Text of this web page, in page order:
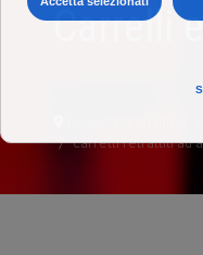
Carrelli
carrelli retrattili ad